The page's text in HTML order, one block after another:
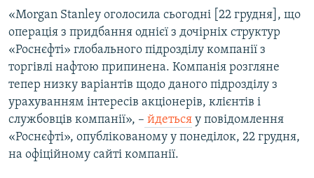
«Morgan Stanley оголосила сьогодні [22 грудня], що
операція з придбання однієї з дочірніх структур
«Роснєфті» глобального підрозділу компанії з
торгівлі нафтою припинена. Компанія розгляне
тепер низку варіантів щодо даного підрозділу з
урахуванням інтересів акціонерів, клієнтів і
службовців компанії», – йдеться у повідомлення
«Роснєфті», опублікованому у понеділок, 22 грудня,
на офіційному сайті компанії.